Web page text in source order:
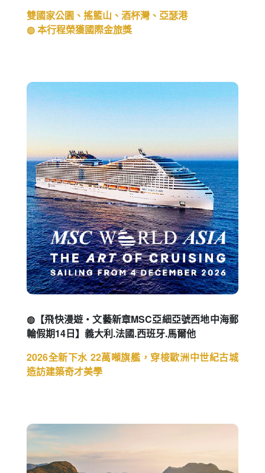
雙國家公園、搖籃山、酒杯灣、亞瑟港
◍ 本行程榮獲國際金旅獎
◍【飛快漫遊・文藝新章MSC亞細亞號西地中海郵
輪假期14日】義大利.法國.西班牙.馬爾他
2026全新下水 22萬噸旗艦，穿梭歐洲中世紀古城
造訪建築奇才美學